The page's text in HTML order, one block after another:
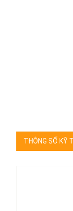
THÔNG SỐ KỸ